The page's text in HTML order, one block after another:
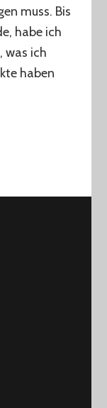
muss. Bis
habe ich
was ich
haben